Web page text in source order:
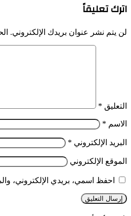
اترك تعليقاً
لن يتم نشر عنوان بريدك الإلكتروني.
التعليق *
الاسم *
البريد الإلكتروني *
الموقع الإلكتروني
احفظ اسمي، بريدي الإلكتروني،